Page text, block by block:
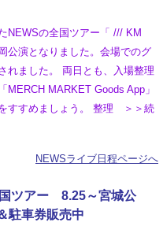
NEWSの全国ツアー「 /// KM
公演となりました。会場でのグ
れました。 両日とも、入場整理
MERCH MARKET Goods App」
すすめましょう。 整理 ＞＞続
NEWSライブ日程ページへ
ツアー 8.25～宮城公
駐車券販売中